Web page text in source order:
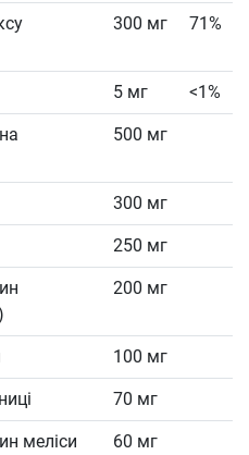
300 мг 71%
5 мг <1%
500 мг
300 мг
250 мг
200 мг
100 мг
70 мг
меліси 60 мг